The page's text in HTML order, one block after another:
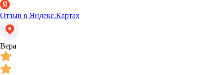
Отзыв в Яндекс.Картах
Вера